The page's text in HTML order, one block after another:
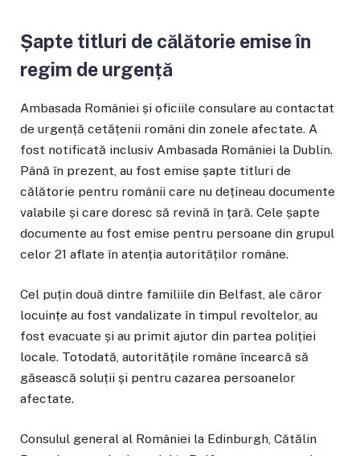
Șapte titluri de călătorie emise în
regim de urgență
Ambasada României și oficiile consulare au contactat
de urgență cetățenii români din zonele afectate. A
fost notificată inclusiv Ambasada României la Dublin.
Până în prezent, au fost emise șapte titluri de
călătorie pentru românii care nu dețineau documente
valabile și care doresc să revină în țară. Cele șapte
documente au fost emise pentru persoane din grupul
celor 21 aflate în atenția autorităților române.
Cel puțin două dintre familiile din Belfast, ale căror
locuințe au fost vandalizate în timpul revoltelor, au
fost evacuate și au primit ajutor din partea poliției
locale. Totodată, autoritățile române încearcă să
găsească soluții și pentru cazarea persoanelor
afectate.
Consulul general al României la Edinburgh, Cătălin